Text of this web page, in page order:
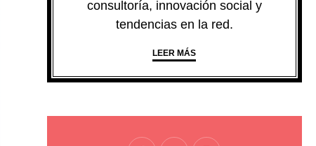
consultoría, innovación social y
tendencias en la red.
LEER MÁS